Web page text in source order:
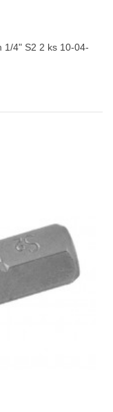
1/4" S2 2 ks 10-04-